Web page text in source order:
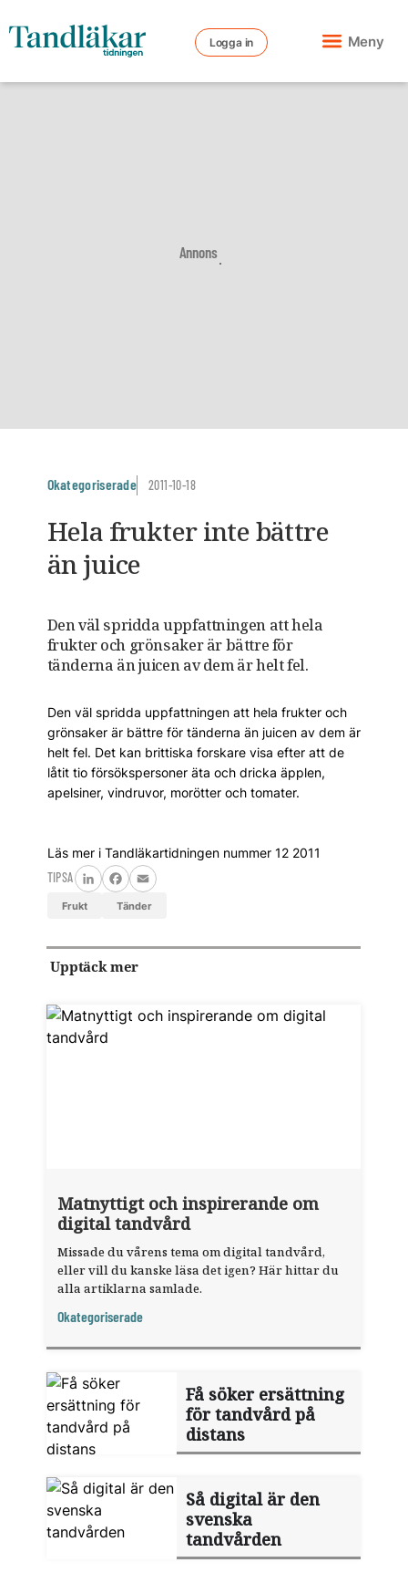
Logga in Meny
Annons
Okategoriserade 2011-10-18
Hela frukter inte bättre
än juice
Den väl spridda uppfattningen att hela
frukter och grönsaker är bättre för
tänderna än juicen av dem är helt fel.
Den väl spridda uppfattningen att hela frukter och
grönsaker är bättre för tänderna än juicen av dem är
helt fel. Det kan brittiska forskare visa efter att de
låtit tio försökspersoner äta och dricka äpplen,
apelsiner, vindruvor, morötter och tomater.
Läs mer i Tandläkartidningen nummer 12 2011
TIPSA
LinkedInFacebook
Email
frukt tänder
Upptäck mer
Matnyttigt och inspirerande om
digital tandvård
Missade du vårens tema om digital tandvård,
eller vill du kanske läsa det igen? Här hittar du
alla artiklarna samlade.
Okategoriserade
Få söker ersättning
för tandvård på
distans
Så digital är den
svenska
tandvården